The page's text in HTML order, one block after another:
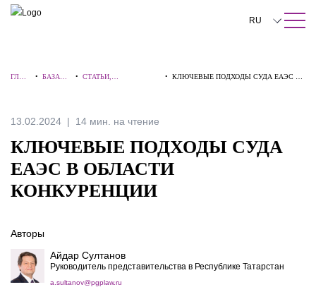
ПОИСК ПО САЙТУ Закрыть
RU
中文
Português
ГЛАВ
• БАЗА
• СТАТЬИ,
•КЛЮЧЕВЫЕ ПОДХОДЫ СУДА ЕАЭС В
13.02.2024 14 мин. на чтение
КЛЮЧЕВЫЕ ПОДХОДЫ СУДА
ЕАЭС В ОБЛАСТИ
КОНКУРЕНЦИИ
Авторы
Айдар Султанов
Руководитель представительства в Республике Татарстан
a.sultanov@pgplaw.ru